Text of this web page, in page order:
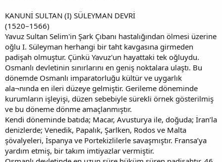
KANUNİ SULTAN (I) SÜLEYMAN DEVRİ
(1520–1566)
Yavuz Sultan Selim'in Şark Çıbanı hastalığından ölmesi üzerine
oğlu I. Süleyman herhangi bir taht kavgasına girmeden
padişah olmuştur. Çünkü Yavuz'un hayattaki tek oğluydu.
Osmanlı devletinin sınırlarını en geniş noktalara ulaştı. Bu
dönemde Osmanlı imparatorluğu kültür ve uygarlık
ala¬nında en ileri düzeye gelmiştir. Gerileme döneminde
kurumların işleyişi, düzen sebebiyle sürekli örnek gösterilmiş
ve bu döneme dönme amaçlanmıştır.
Kendi döneminde batıda; Macar, Avusturya ile, doğuda; İran’la
denizlerde; Venedik, Papalık, Şarlken, Rodos ve Malta
şövalyeleri, İspanya ve Portekizlilerle savaşmıştır. Fransa’ya
yardım etmiş, bir takım imtiyazlar vermiştir.